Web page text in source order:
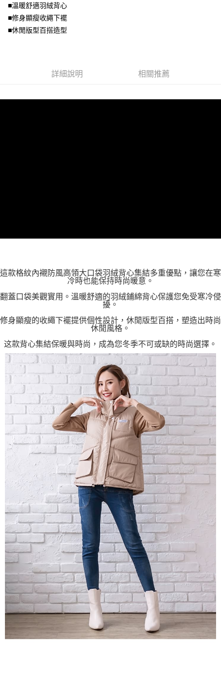
資料（包含姓名、電話或地址）提供予台灣大哥大進項蒐集、處理及利用，
由本公司與您本人進行分期帳單所需資料之確認、核對及更正。
3.完整用戶服務條款，請詳閱以下連結：
※ 交易是否成功請以「AFTEE先享後付 」之結帳頁面顯示為準，若有關於
是否繳費成功／繳費後需取消欲退款等相關疑問，請聯繫「AFTEE先享後付
客戶支援中心」 https://netprotections.freshdesk.com/support/home
２．關於個人資料處理事宜，請瀏覽以下網址：
付款後7-11取貨
每筆NT$70，滿NT$699(含以上)免運費
宅配
■溫暖舒適羽絨背心
■修身顯瘦收繩下襬
■休閒版型百搭造型
詳細說明 相關推薦
這款格紋內襯防風高領大口袋羽絨背心集結多重優點，讓您在寒
冷時也能保持時尚暖意。
翻蓋口袋美觀實用。溫暖舒適的羽絨鋪綿背心保護您免受寒冷侵
擾。
修身顯瘦的收繩下襬提供個性設計，休閒版型百搭，塑造出時尚
休閒風格。
这款背心集結保暖與時尚，成為您冬季不可或缺的時尚選擇。